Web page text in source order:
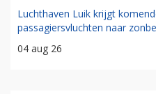
Luchthaven Luik krijgt
passagiersvluchten naar
04 aug 26